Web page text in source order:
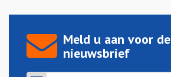
Meld u aan voor de
nieuwsbrief